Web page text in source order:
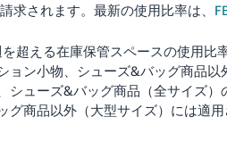
求されます。最新の使用比率は、
超える在庫保管スペースの使用比
ョン小物、シューズ&バッグ商品
シューズ&バッグ商品（全サイズ
グ商品以外（大型サイズ）には適